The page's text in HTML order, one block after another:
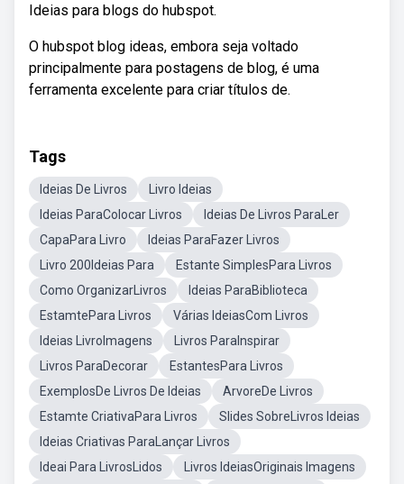
Ideias para blogs do hubspot.
O hubspot blog ideas, embora seja voltado
principalmente para postagens de blog, é uma
ferramenta excelente para criar títulos de.
Tags
Ideias De Livros
Livro Ideias
Ideias ParaColocar Livros
Ideias De Livros ParaLer
CapaPara Livro
Ideias ParaFazer Livros
Livro 200Ideias Para
Estante SimplesPara Livros
Como OrganizarLivros
Ideias ParaBiblioteca
EstamtePara Livros
Várias IdeiasCom Livros
Ideias LivroImagens
Livros ParaInspirar
Livros ParaDecorar
EstantesPara Livros
ExemplosDe Livros De Ideias
ArvoreDe Livros
Estamte CriativaPara Livros
Slides SobreLivros Ideias
Ideias Criativas ParaLançar Livros
Ideai Para LivrosLidos
Livros IdeiasOriginais Imagens